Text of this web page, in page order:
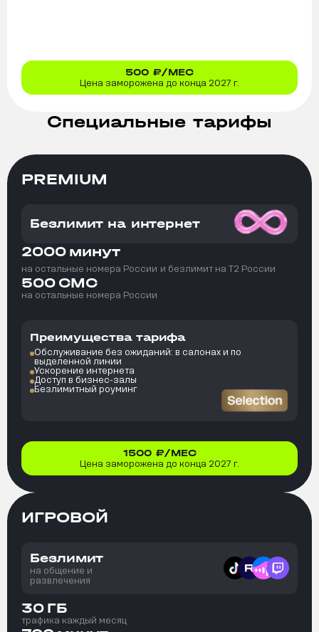
500 ₽/МЕС
Цена заморожена до конца 2027 г.
Специальные тарифы
PREMIUM
Безлимит на интернет
2000 минут
на остальные номера России и безлимит на T2 России
500 СМС
на остальные номера России
Преимущества тарифа
Обслуживание без ожиданий: в салонах и по
выделенной линии
Ускорение интернета
Доступ в бизнес-залы
Безлимитный роуминг
1500 ₽/МЕС
Цена заморожена до конца 2027 г.
ИГРОВОЙ
Безлимит
на общение и
развлечения
30 ГБ
трафика каждый месяц